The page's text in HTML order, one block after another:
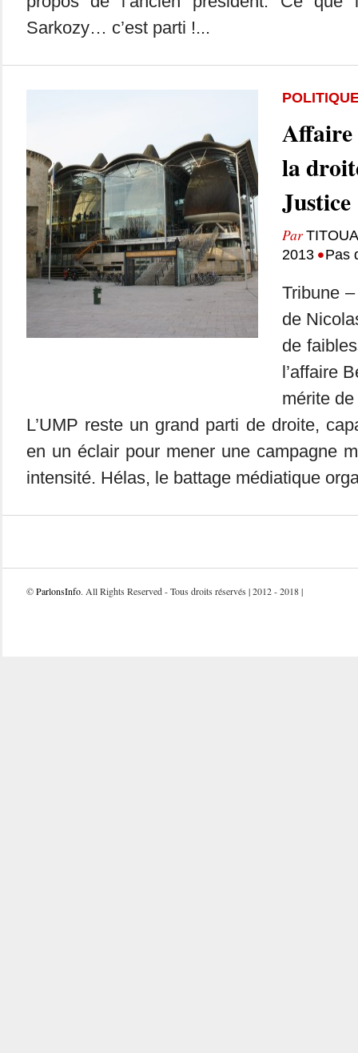
Sarkozy… c’est parti !...
Affaire
la
Justice
Par
2013 •Pas
Tribune
de
de
l’affaire
mérite
L’UMP reste un grand parti de droite,
en un éclair pour mener une campagne
intensité. Hélas, le battage médiatique
©ParlonsInfo. All Rights Reserved - Tous droits réservés | 2012 - 2018 |